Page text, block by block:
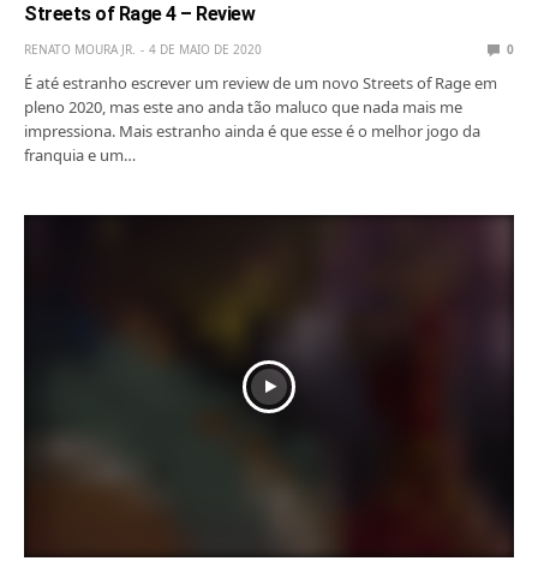
Streets of Rage 4 – Review
RENATO MOURA JR. 4 DE MAIO DE 2020 0
É até estranho escrever um review de um novo Streets of Rage em
pleno 2020, mas este ano anda tão maluco que nada mais me
impressiona. Mais estranho ainda é que esse é o melhor jogo da
franquia e um…